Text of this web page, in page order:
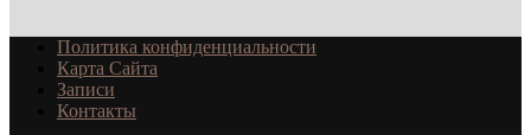
Политика конфиденциальности
Карта Сайта
Записи
Контакты